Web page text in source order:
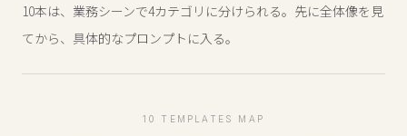
10本は、業務シーンで4カテゴリに分けられる。先に全体像を見
てから、具体的なプロンプトに入る。
10 TEMPLATES MAP